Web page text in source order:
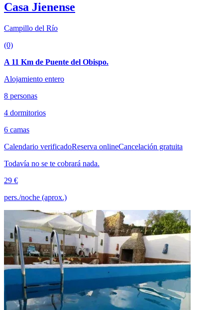
Casa Jienense
Campillo del Río
(0)
A 11 Km de Puente del Obispo.
Alojamiento entero
8 personas
4 dormitorios
6 camas
Calendario verificadoReserva onlineCancelación gratuita
Todavía no se te cobrará nada.
29 €
pers./noche (aprox.)